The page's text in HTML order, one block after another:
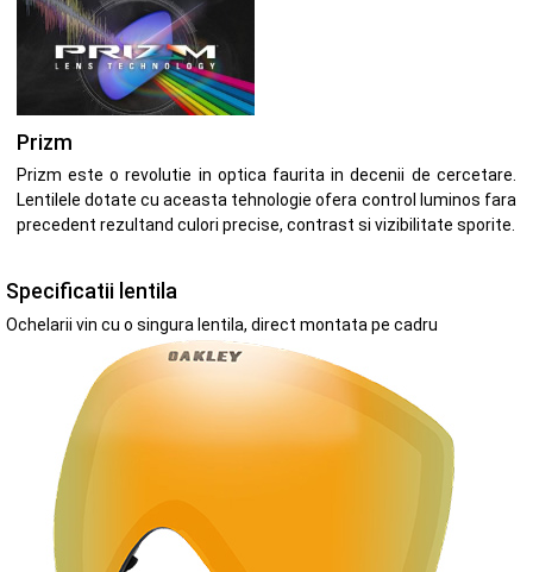
Prizm
Prizm este o revolutie in optica faurita in decenii de cercetare.
Lentilele dotate cu aceasta tehnologie ofera control luminos fara
precedent rezultand culori precise, contrast si vizibilitate sporite.
Specificatii lentila
Ochelarii vin cu o singura lentila, direct montata pe cadru